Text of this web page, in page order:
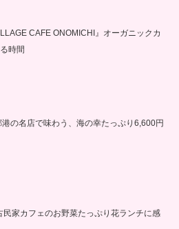
CAFE ONOMICHI』オーガニックカ
時間
の名店で味わう、海の幸たっぷり6,600円
家カフェのお野菜たっぷり花ランチに感